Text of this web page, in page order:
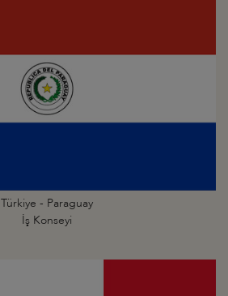
Türkiye - Paraguay
İş Konseyi